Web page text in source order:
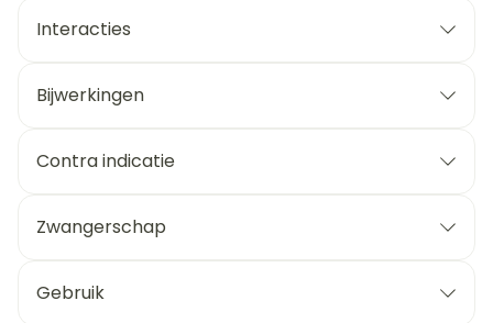
Interacties
Bijwerkingen
Contra indicatie
Zwangerschap
Gebruik